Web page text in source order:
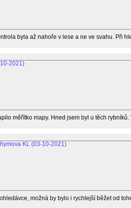
byla až nahoře v lese a ne ve svahu. Při
měřítko mapy. Hned jsem byl u těch
možná by bylo i rychlejší běžet od